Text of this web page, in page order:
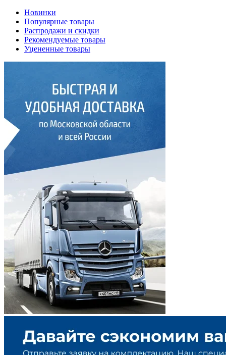
Новинки
Популярные товары
Распродажи и скидки
Рекомендуемые товары
Уцененные товары